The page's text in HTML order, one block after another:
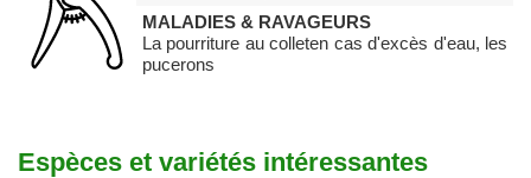
MALADIES & RAVAGEURS
La pourriture au colleten cas d'excès d'eau, les
pucerons
Espèces et variétés intéressantes